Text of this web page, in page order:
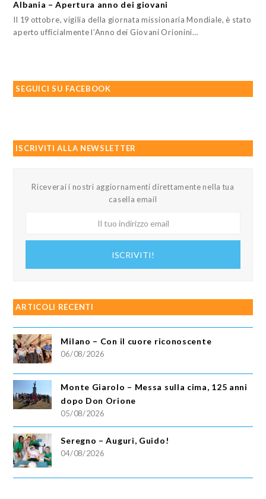
Albania – Apertura anno dei giovani
Il 19 ottobre, vigilia della giornata missionaria Mondiale, è stato
aperto ufficialmente l’Anno dei Giovani Orionini…
SEGUICI SU FACEBOOK
ISCRIVITI ALLA NEWSLETTER
Riceverai i nostri aggiornamenti direttamente nella tua
casella email
ISCRIVITI!
ARTICOLI RECENTI
Milano – Con il cuore riconoscente
06/08/2026
Monte Giarolo – Messa sulla cima, 125 anni
dopo Don Orione
05/08/2026
Seregno – Auguri, Guido!
04/08/2026